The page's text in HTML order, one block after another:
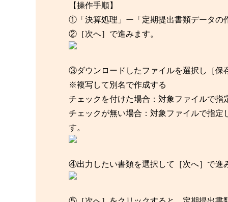
【操作手順】
①「決算処理」ー「定期提出書類データの
②［次へ］で進みます。
③ダウンロードしたファイルを選択し［保
※複写して別名で作成する
チェックを付けた場合：対象ファイルで
チェックが無い場合：対象ファイルで指
す。
④出力したい書類を選択して［次へ］で進